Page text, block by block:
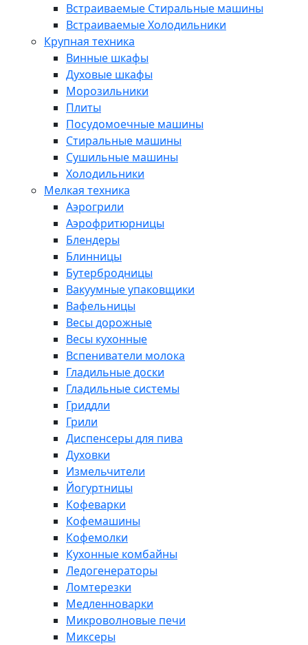
Встраиваемые Стиральные машины
Встраиваемые Холодильники
Крупная техника
Винные шкафы
Духовые шкафы
Морозильники
Плиты
Посудомоечные машины
Стиральные машины
Сушильные машины
Холодильники
Мелкая техника
Аэрогрили
Аэрофритюрницы
Блендеры
Блинницы
Бутербродницы
Вакуумные упаковщики
Вафельницы
Весы дорожные
Весы кухонные
Вспениватели молока
Гладильные доски
Гладильные системы
Гриддли
Грили
Диспенсеры для пива
Духовки
Измельчители
Йогуртницы
Кофеварки
Кофемашины
Кофемолки
Кухонные комбайны
Ледогенераторы
Ломтерезки
Медленноварки
Микроволновые печи
Миксеры